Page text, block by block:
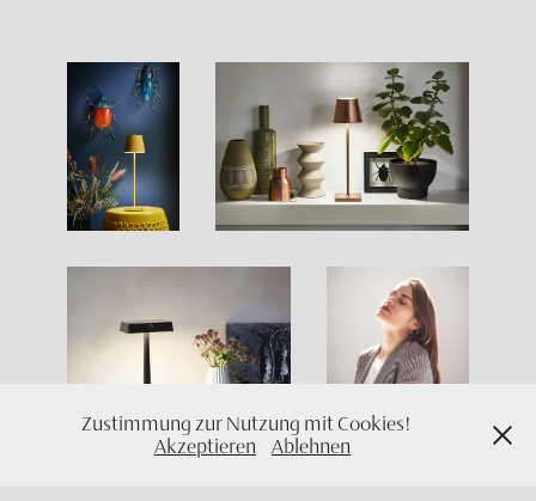
Zustimmung zur Nutzung mit Cookies!
Akzeptieren
Ablehnen